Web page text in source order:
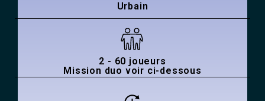
Urbain
2 - 60 joueurs
Mission duo voir ci-dessous